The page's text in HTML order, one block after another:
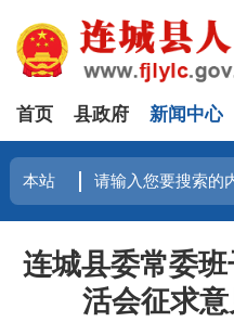
首页 县政府 新闻中心
连城县委常委
活会征求